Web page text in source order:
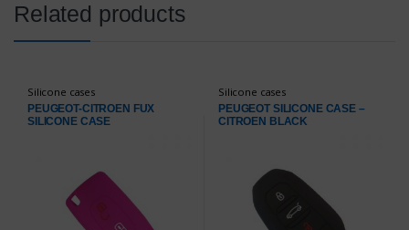
Related products
Silicone cases
PEUGEOT-CITROEN FUX
SILICONE CASE
Silicone cases
PEUGEOT SILICONE CASE –
CITROEN BLACK